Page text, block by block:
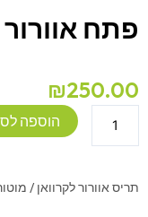
פתח
₪250.00
הוספה
תריס אוורור לקרוואן /